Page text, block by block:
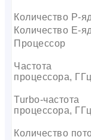
Количество P-
Количество E-
Процессор
Частота
процессора, ГГц
Turbo-частота
процессора, ГГц
Количество